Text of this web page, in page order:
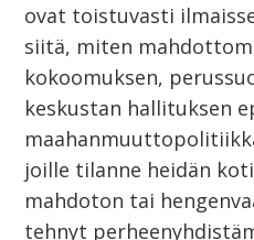
ovat toistuvasti
siitä, miten
kokoomuksen,
keskustan hallituksen
joille tilanne heidän
mahdoton tai
tehnyt